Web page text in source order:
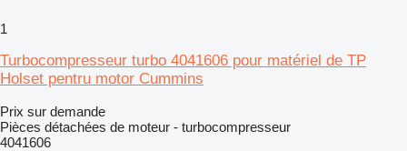
1
Turbocompresseur turbo 4041606 pour matériel de TP
Holset pentru motor Cummins
Prix sur demande
Pièces détachées de moteur - turbocompresseur
4041606